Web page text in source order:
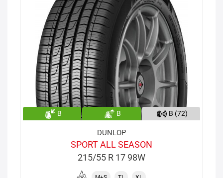
B B B (72)
DUNLOP
SPORT ALL SEASON
215/55 R 17 98W